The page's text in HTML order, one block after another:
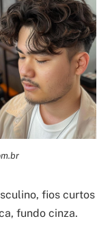
fios curtos
fundo cinza.